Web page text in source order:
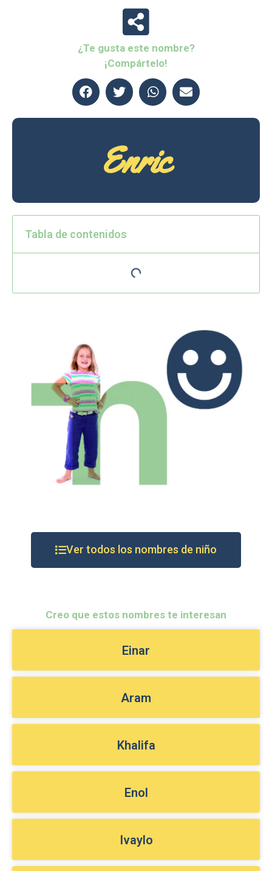
¿Te gusta este nombre?
¡Compártelo!
Enric
Tabla de contenidos
Ver todos los nombres de niño
Creo que estos nombres te interesan
Einar
Aram
Khalifa
Enol
Ivaylo